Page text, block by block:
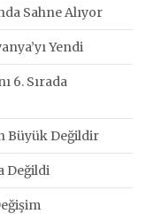
Sahne Alıyor
Yendi
6. Sırada
Büyük Değildir
Değildi